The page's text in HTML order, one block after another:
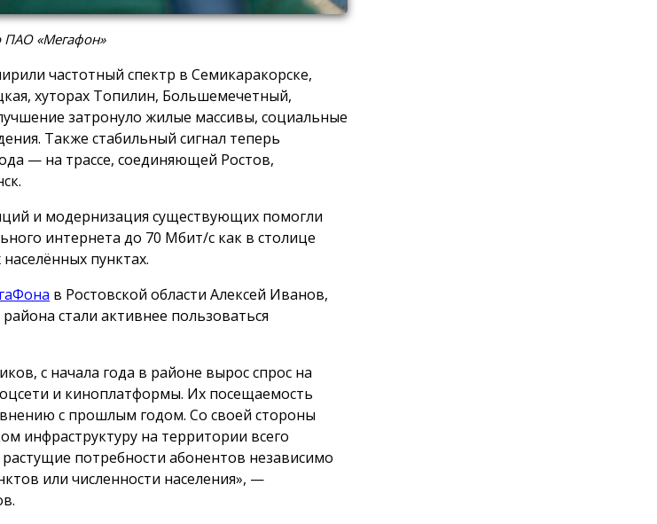
ПАО «Мегафон»
частотный спектр в Семикаракорске,
хуторах Топилин, Большемечетный,
затронуло жилые массивы, социальные
Также стабильный сигнал теперь
— на трассе, соединяющей Ростов,
и модернизация существующих помогли
интернета до 70 Мбит/с как в столице
пунктах.
в Ростовской области Алексей Иванов,
стали активнее пользоваться
с начала года в районе вырос спрос на
и киноплатформы. Их посещаемость
с прошлым годом. Со своей стороны
инфраструктуру на территории всего
потребности абонентов независимо
или численности населения», —